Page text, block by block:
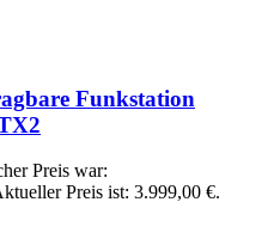
Funkstation
Preis war:
Preis ist: 3.999,00 €.